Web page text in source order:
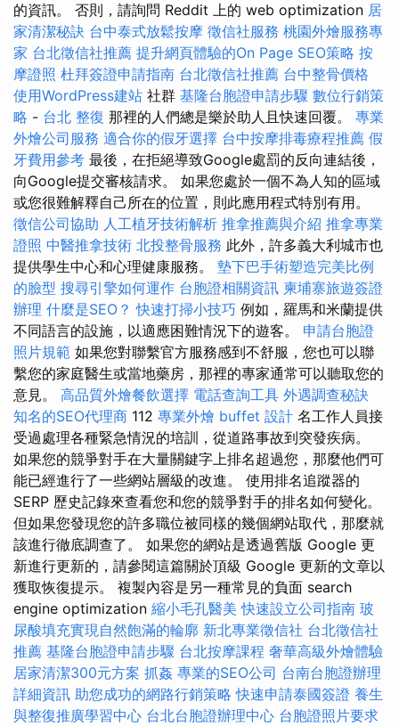
的資訊。 否則，請詢問 Reddit 上的 web optimization 居
家清潔秘訣 台中泰式放鬆按摩 徵信社服務 桃園外燴服務專
家 台北徵信社推薦 提升網頁體驗的On Page SEO策略 按
摩證照 杜拜簽證申請指南 台北徵信社推薦 台中整骨價格
使用WordPress建站 社群 基隆台胞證申請步驟 數位行銷策
略 - 台北 整復 那裡的人們總是樂於助人且快速回覆。 專業
外燴公司服務 適合你的假牙選擇 台中按摩排毒療程推薦 假
牙費用參考 最後，在拒絕導致Google處罰的反向連結後，
向Google提交審核請求。 如果您處於一個不為人知的區域
或您很難解釋自己所在的位置，則此應用程式特別有用。
徵信公司協助 人工植牙技術解析 推拿推薦與介紹 推拿專業
證照 中醫推拿技術 北投整骨服務 此外，許多義大利城市也
提供學生中心和心理健康服務。 墊下巴手術塑造完美比例
的臉型 搜尋引擎如何運作 台胞證相關資訊 柬埔寨旅遊簽證
辦理 什麼是SEO？ 快速打掃小技巧 例如，羅馬和米蘭提供
不同語言的設施，以適應困難情況下的遊客。 申請台胞證
照片規範 如果您對聯繫官方服務感到不舒服，您也可以聯
繫您的家庭醫生或當地藥房，那裡的專家通常可以聽取您的
意見。 高品質外燴餐飲選擇 電話查詢工具 外遇調查秘訣
知名的SEO代理商 112 專業外燴 buffet 設計 名工作人員接
受過處理各種緊急情況的培訓，從道路事故到突發疾病。
如果您的競爭對手在大量關鍵字上排名超過您，那麼他們可
能已經進行了一些網站層級的改進。 使用排名追蹤器的
SERP 歷史記錄來查看您和您的競爭對手的排名如何變化。
但如果您發現您的許多職位被同樣的幾個網站取代，那麼就
該進行徹底調查了。 如果您的網站是透過舊版 Google 更
新進行更新的，請參閱這篇關於頂級 Google 更新的文章以
獲取恢復提示。 複製內容是另一種常見的負面 search
engine optimization 縮小毛孔醫美 快速設立公司指南 玻
尿酸填充實現自然飽滿的輪廓 新北專業徵信社 台北徵信社
推薦 基隆台胞證申請步驟 台北按摩課程 奢華高級外燴體驗
居家清潔300元方案 抓姦 專業的SEO公司 台南台胞證辦理
詳細資訊 助您成功的網路行銷策略 快速申請泰國簽證 養生
與整復推廣學習中心 台北台胞證辦理中心 台胞證照片要求